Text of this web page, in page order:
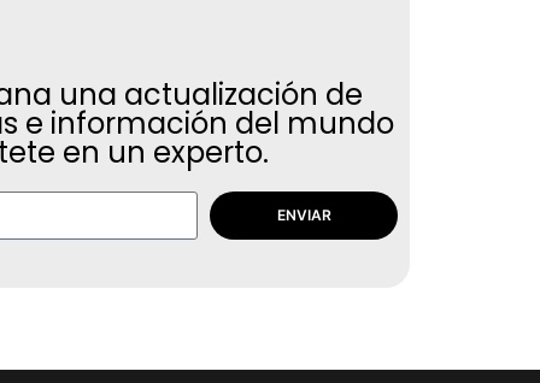
una actualización de
e información del mundo
en un experto.
ENVIAR